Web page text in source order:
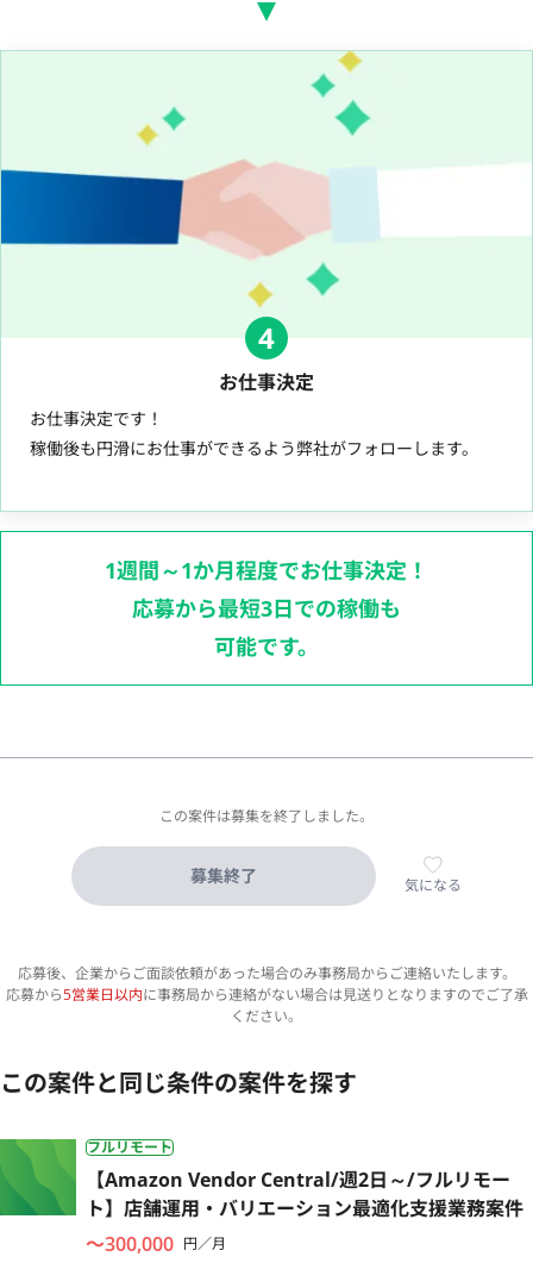
4
お仕事決定
お仕事決定です！
稼働後も円滑にお仕事ができるよう弊社がフォローします。
1週間～1か月程度でお仕事決定！
応募から最短3日での稼働も
可能です。
この案件は募集を終了しました。
募集終了 気になる
応募後、企業からご面談依頼があった場合のみ事務局からご連絡いたします。
応募から5営業日以内に事務局から連絡がない場合は見送りとなりますのでご了承
ください。
この案件と同じ条件の案件を探す
フルリモート
【Amazon Vendor Central/週2日～/フルリモー
ト】店舗運用・バリエーション最適化支援業務案件
〜300,000 円／月